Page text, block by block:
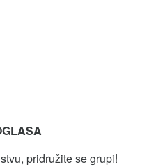
pridružite se grupi!